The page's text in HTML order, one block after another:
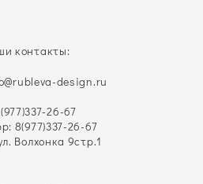
контакты:
design.ru
26-67
8(977)337-26-67
Волхонка 9стр.1